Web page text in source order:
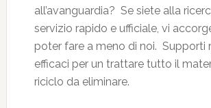
all’avanguardia? Se siete alla
servizio rapido e ufficiale, vi
poter fare a meno di noi. Supporti
efficaci per un trattare tutto il
riciclo da eliminare.